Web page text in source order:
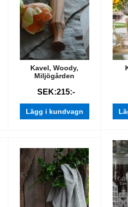
Kavel, Woody,
Miljögården
SEK:215:-
Lägg i kundvagn